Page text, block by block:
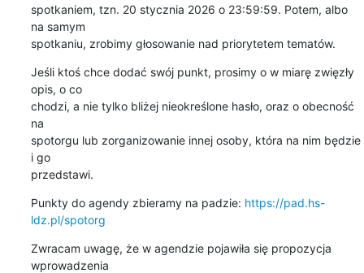
spotkaniem, tzn. 20 stycznia 2026 o 23:59:59. Potem, albo
na samym
spotkaniu, zrobimy głosowanie nad priorytetem tematów.
Jeśli ktoś chce dodać swój punkt, prosimy o w miarę zwięzły
opis, o co
chodzi, a nie tylko bliżej nieokreślone hasło, oraz o obecność
na
spotorgu lub zorganizowanie innej osoby, która na nim będzie
i go
przedstawi.
Punkty do agendy zbieramy na padzie: https://pad.hs-
ldz.pl/spotorg
Zwracam uwagę, że w agendzie pojawiła się propozycja
wprowadzenia